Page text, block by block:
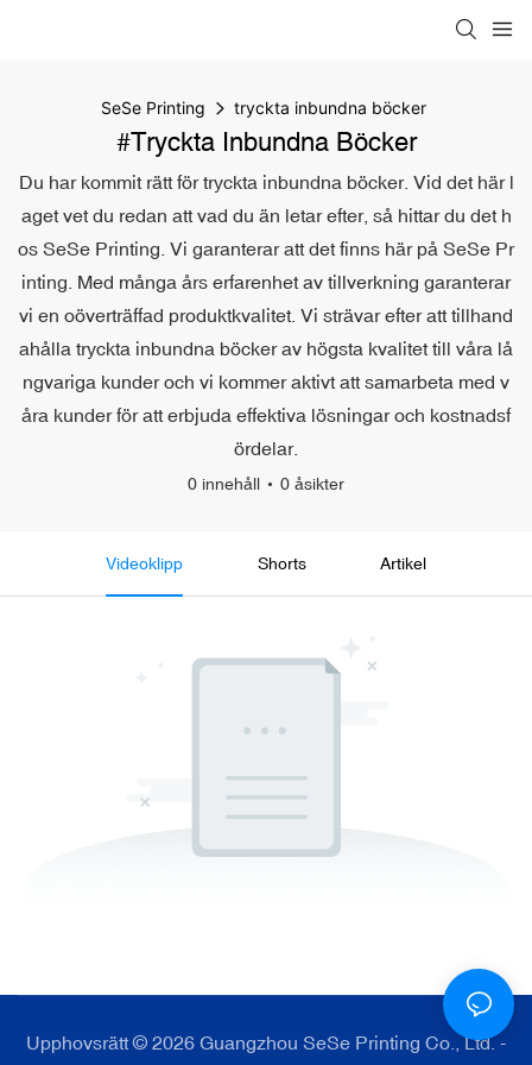
SeSe Printing tryckta inbundna böcker
#tryckta Inbundna Böcker
Du har kommit rätt för tryckta inbundna böcker. Vid det här l
aget vet du redan att vad du än letar efter, så hittar du det h
os SeSe Printing. Vi garanterar att det finns här på SeSe Pr
inting. Med många års erfarenhet av tillverkning garanterar
vi en oöverträffad produktkvalitet. Vi strävar efter att tillhand
ahålla tryckta inbundna böcker av högsta kvalitet till våra lå
ngvariga kunder och vi kommer aktivt att samarbeta med v
åra kunder för att erbjuda effektiva lösningar och kostnadsf
ördelar.
0 innehåll 0 åsikter
Videoklipp Shorts Artikel
Upphovsrätt © 2026 Guangzhou SeSe Printing Co., Ltd. -